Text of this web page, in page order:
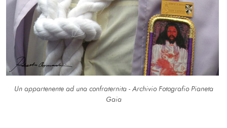
Un appartenente ad una confraternita - Archivio Fotografio Pianeta
Gaia